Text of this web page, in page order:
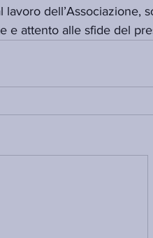
dell’Associazione,
e attento alle sfide del